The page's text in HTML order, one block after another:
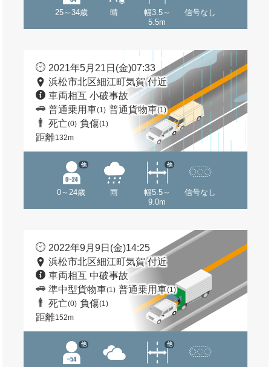
25～34歳 晴
幅3.5～
5.5m
信号なし
2021年5月21日(金)07:33
浜松市北区細江町気賀 付近
車両相互 小破事故
普通乗用車(1) 普通貨物車(1)
死亡(0) 負傷(1)
距離132m
0～24歳
他
雨
幅5.5～
9.0m
他
信号なし
2022年9月9日(金)14:25
浜松市北区細江町気賀 付近
車両相互 中破事故
準中型貨物車(1) 普通乗用車(1)
死亡(0) 負傷(1)
距離152m
他 他